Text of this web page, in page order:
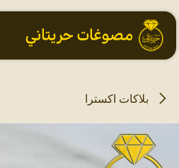
تخطي للذهاب إلى المحتوى
بلاكات اكسترا